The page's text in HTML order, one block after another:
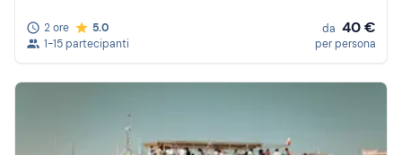
2 ore
5.0
1-15 partecipanti
da 40 €
per persona